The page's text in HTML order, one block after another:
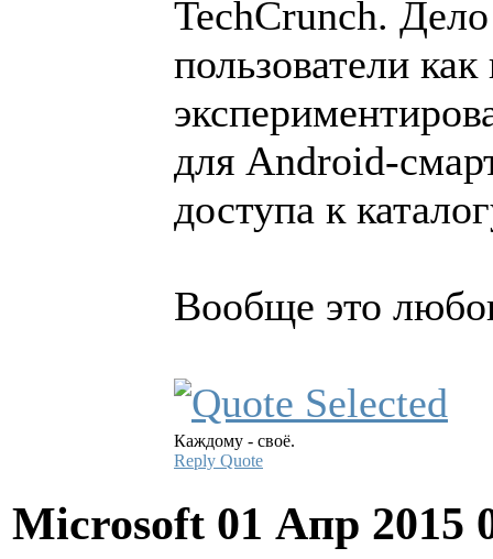
TechCrunch.
пользователи
для Android-
доступа к
Вообще это
Каждому - своё.
Reply Quote
Microsoft 01 Апр 2015